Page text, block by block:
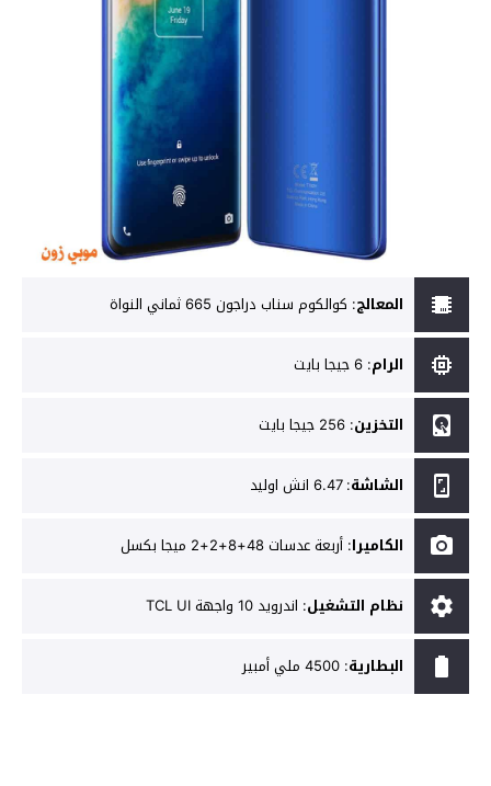
المعالج: كوالكوم سناب دراجون 665 ثماني النواة
الرام: 6 جيجا بايت
التخزين: 256 جيجا بايت
الشاشة:6.47 انش اوليد
الكاميرا: أربعة عدسات 48+8+2+2 ميجا بكسل
نظام التشغيل: اندرويد 10 واجهة TCL UI
البطارية: 4500 ملي أمبير